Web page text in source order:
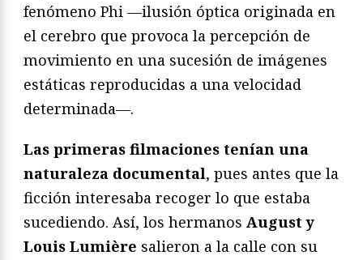
fenómeno Phi —ilusión óptica originada en
el cerebro que provoca la percepción de
movimiento en una sucesión de imágenes
estáticas reproducidas a una velocidad
determinada—.
Las primeras filmaciones tenían una
naturaleza documental, pues antes que la
ficción interesaba recoger lo que estaba
sucediendo. Así, los hermanos August y
Louis Lumière salieron a la calle con su